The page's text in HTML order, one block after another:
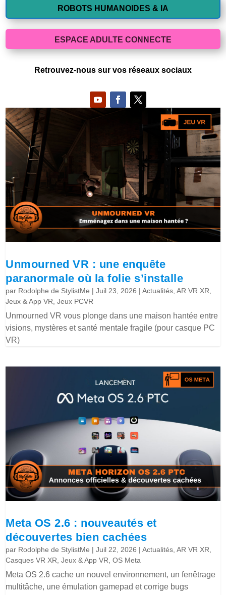
ROBOTS HUMANOIDES & IA
ESPACE ADULTE CONNECTE
Retrouvez-nous sur vos réseaux sociaux
Unmourned VR : une enquête
paranormale où la folie s’installe
par Rodolphe de StylistMe |Juil 23, 2026 |Actualités ,AR VR XR
Jeux & App VR ,Jeux PCVR
Unmourned VR vous plonge dans une maison hantée entre
visions, mystères et santé mentale fragile (pour casque PC
VR)
Meta OS 2.6 : nouveautés et
découvertes bien cachées
par Rodolphe de StylistMe |Juil 22, 2026 |Actualités ,AR VR XR
Casques VR XR ,Jeux & App VR ,OS Meta
Meta OS 2.6 cache un nouvel environnement, un fenêtrage
multitâche, une émulation gamepad et corrige bugs